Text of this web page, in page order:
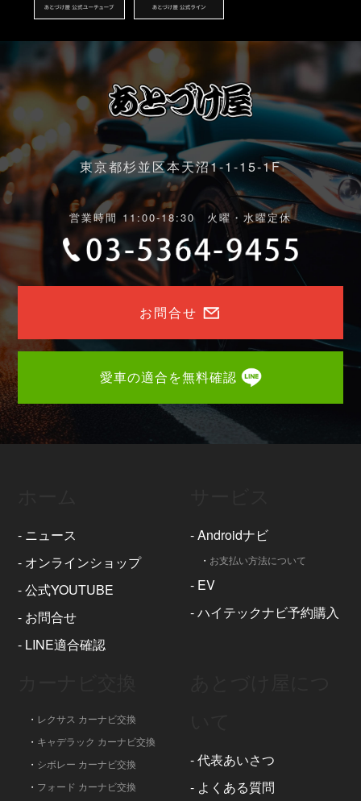
東京都杉並区本天沼1-1-15-1F
営業時間 11:00-18:30 火曜・水曜定休
お問合せ
愛車の適合を無料確認
- ニュース
- オンラインショップ
-公式YOUTUBE
- お問合せ
- LINE適合確認
-Androidナビ
・ お支払い方法について
- EV
-ハイテックナビ予約購入
・ レクサス カーナビ交換
・ キャデラック カーナビ交換
・ シボレー カーナビ交換
・ フォード カーナビ交換
-代表あいさつ
- よくある質問